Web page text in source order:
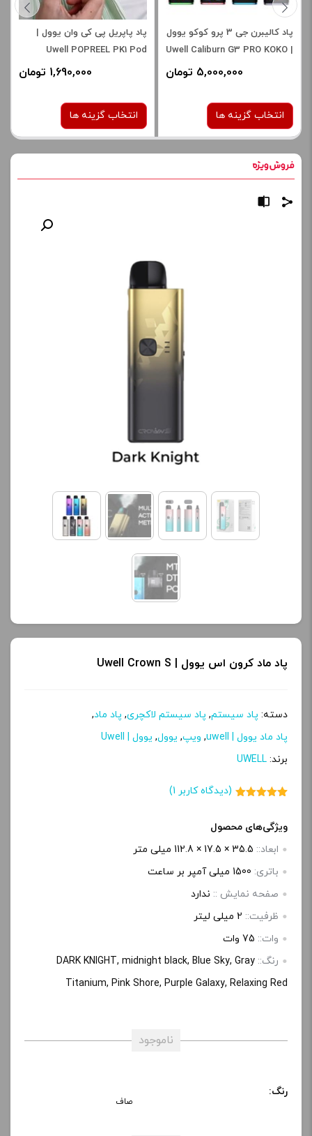
پاد کالیبرن جی 3 پرو کوکو یوول
| Uwell Caliburn G3 PRO KOKO
5,000,000 تومان
انتخاب گزینه ها
محصول را از کادر بالا انتخاب
-
افزودن به سبد خرید
ک
پ
ی
پاد پاپریل پی کی وان یوول |
Uwell POPREEL PK1 Pod
1,690,000 تومان
انتخاب گزینه ها
نمایش قیمت ، گزینه های
محصول را از کادر بالا انتخاب
افزودن به سبد خرید
پاد ماد کرون اس یوول | Uwell Crown S
دسته: پاد سیستم, پاد سیستم لاکچری, پاد ماد,
پاد ماد یوول | uwell
, ویپ, یوول, یوول | Uwell
برند: UWELL
مشتری
(دیدگاه کاربر 1
)
ویژگی‌های محصول
ابعاد:: 35.5 × 17.5 × 112.8 میلی متر
باتری: 1500 میلی آمپر بر ساعت
صفحه‌ نمایش :: ندارد
ظرفیت:: 2 میلی لیتر
وات:: 75 وات
رنگ:: DARK KNIGHT, midnight black, Blue Sky, Gray
Titanium, Pink Shore, Purple Galaxy, Relaxing Red
ناموجود
رنگ:
صاف